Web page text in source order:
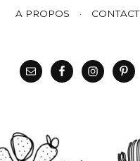
A PROPOS CONTACT